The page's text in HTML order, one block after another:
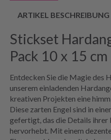
ARTIKEL BESCHREIBUNG
Stickset
Pack 10 x 15 cm
Entdecken Sie die Magie des
unserem einladenden
kreativen Projekten eine
Diese zarten Engel sind in
gefertigt, das die Details ihrer
hervorhebt. Mit einem